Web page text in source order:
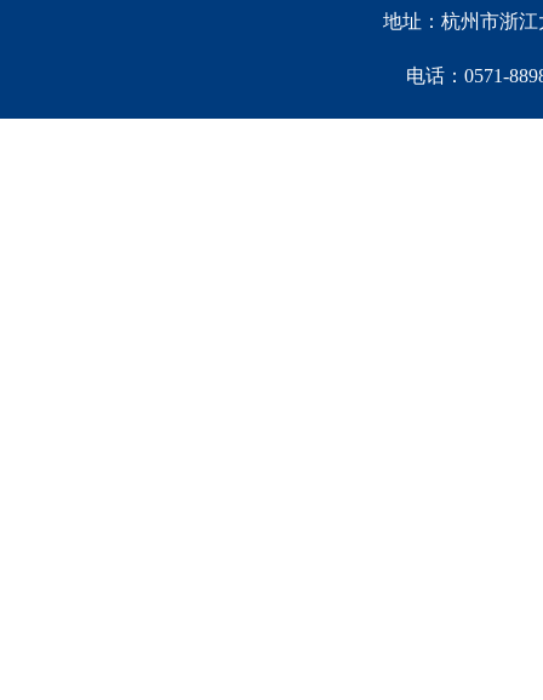
地址：杭州市浙江
电话：0571-